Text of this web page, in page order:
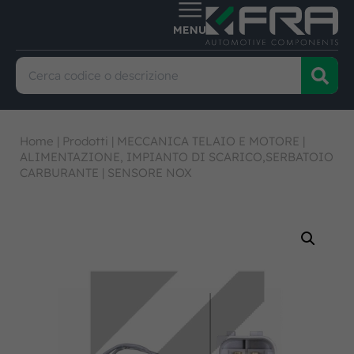
Home | Prodotti | MECCANICA TELAIO E MOTORE |
ALIMENTAZIONE, IMPIANTO DI SCARICO,SERBATOIO
CARBURANTE | SENSORE NOX